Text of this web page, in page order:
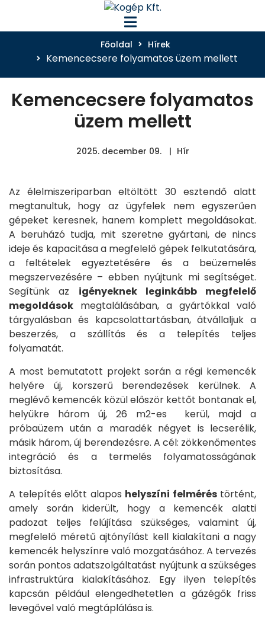
Főoldal
Termékek
A
Kogépről
Szerviz
Kapcsolat
Főoldal Hírek
Kemencecsere folyamatos üzem mellett
Kemencecsere folyamatos
üzem mellett
2025. december 09. Hír
Az élelmiszeriparban eltöltött 30 esztendő alatt
megtanultuk, hogy az ügyfelek nem egyszerűen
gépeket keresnek, hanem komplett megoldásokat.
A beruházó tudja, mit szeretne gyártani, de nincs
ideje és kapacitása a megfelelő gépek felkutatására,
a feltételek egyeztetésére és a beüzemelés
megszervezésére – ebben nyújtunk mi segítséget.
Segítünk az igényeknek leginkább megfelelő
megoldások megtalálásában, a gyártókkal való
tárgyalásban és kapcsolattartásban, átvállaljuk a
beszerzés, a szállítás és a telepítés teljes
folyamatát.
A most bemutatott projekt során a régi kemencék
helyére új, korszerű berendezések kerülnek. A
meglévő kemencék közül először kettőt bontanak el,
helyükre három új, 26 m2-es kerül, majd a
próbaüzem után a maradék négyet is lecserélik,
másik három, új berendezésre. A cél: zökkenőmentes
integráció és a termelés folyamatosságának
biztosítása.
A telepítés előtt alapos helyszíni felméréstörtént,
amely során kiderült, hogy a kemencék alatti
padozat teljes felújítása szükséges, valamint új,
megfelelő méretű ajtónyílást kell kialakítani a nagy
kemencék helyszínre való mozgatásához. A tervezés
során pontos adatszolgáltatást nyújtunk a szükséges
infrastruktúra kialakításához. Egy ilyen telepítés
kapcsán például elengedhetetlen a gázégők friss
levegővel való megtáplálása is.